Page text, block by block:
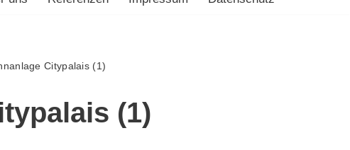
Citypalais (1)
(1)